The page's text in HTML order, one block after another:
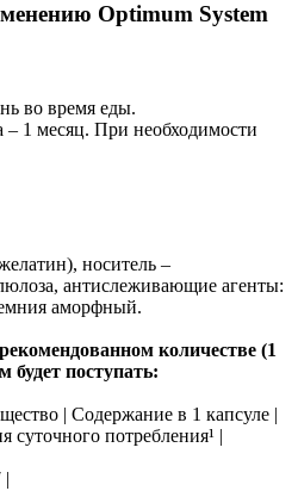
Optimum System
во время еды.
1 месяц. При необходимости
носитель –
антислеживающие агенты:
аморфный.
количестве (1
будет поступать:
| Содержание в 1 капсуле |
суточного потребления¹ |